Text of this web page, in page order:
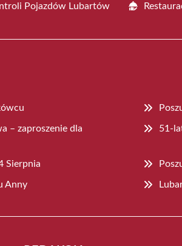
Pojazdów Lubartów
– zaproszenie dla
51-
Sierpnia
Anny